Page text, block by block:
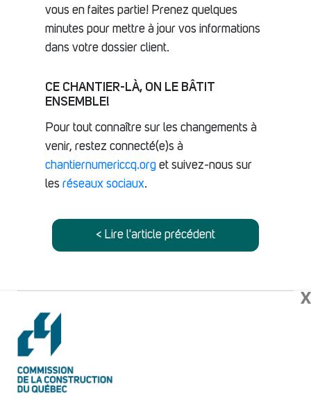
vous en faites partie! Prenez quelques
minutes pour mettre à jour vos informations
dans votre dossier client.
CE CHANTIER-LÀ, ON LE BÂTIT
ENSEMBLE!
Pour tout connaître sur les changements à
venir, restez connecté(e)s à
chantiernumericcq.org et suivez-nous sur
les réseaux sociaux.
< Lire l'article précédent
X